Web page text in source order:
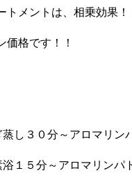
トメントは、相乗効果
価格です！！
し３０分～アロマリン
１５分～アロマリン